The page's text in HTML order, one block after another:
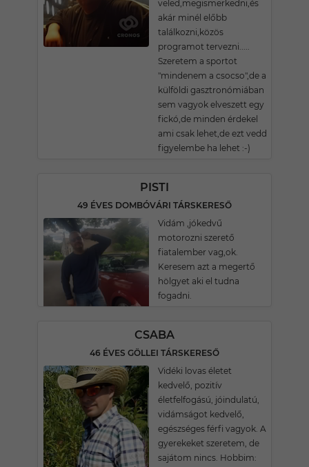
veled,megismerkedni,és
akár minél előbb
találkozni,közös
programot tervezni.....
Szeretem a sportot
"mindenem a csocso",de a
külföldi gasztronómiában
sem vagyok elveszett egy
fickó,de minden érdekel
ami csak lehet,de ezt vedd
figyelembe ha lehet :-)
PISTI
49 ÉVES DOMBÓVÁRI TÁRSKERESŐ
Vidám ,jókedvű
motorozni szerető
fiatalember vag,ok.
Keresem azt a megertő
hölgyet aki el tudna
fogadni.
CSABA
46 ÉVES GÖLLEI TÁRSKERESŐ
Vidéki lovas életet
kedvelő, pozitív
életfelfogású, jóindulatú,
vidámságot kedvelő,
egészséges férfi vagyok. A
gyerekeket szeretem, de
sajátom nincs. Hobbim: